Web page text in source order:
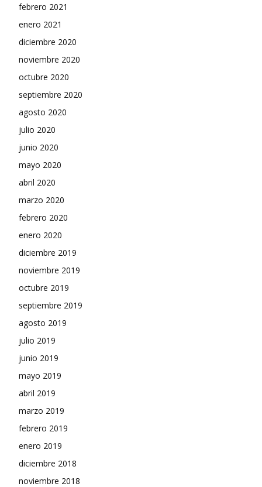
febrero 2021
enero 2021
diciembre 2020
noviembre 2020
octubre 2020
septiembre 2020
agosto 2020
julio 2020
junio 2020
mayo 2020
abril 2020
marzo 2020
febrero 2020
enero 2020
diciembre 2019
noviembre 2019
octubre 2019
septiembre 2019
agosto 2019
julio 2019
junio 2019
mayo 2019
abril 2019
marzo 2019
febrero 2019
enero 2019
diciembre 2018
noviembre 2018